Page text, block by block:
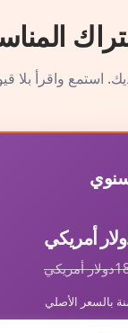
استمع واقرأ بلا
أمريكي
دولار أمريكي
بالسعر الأصلي